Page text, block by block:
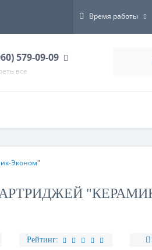
Время работы
579-09-09
все
Эконом"
Рейтинг: